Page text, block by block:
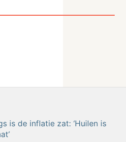
is de inflatie zat: ‘Huilen is